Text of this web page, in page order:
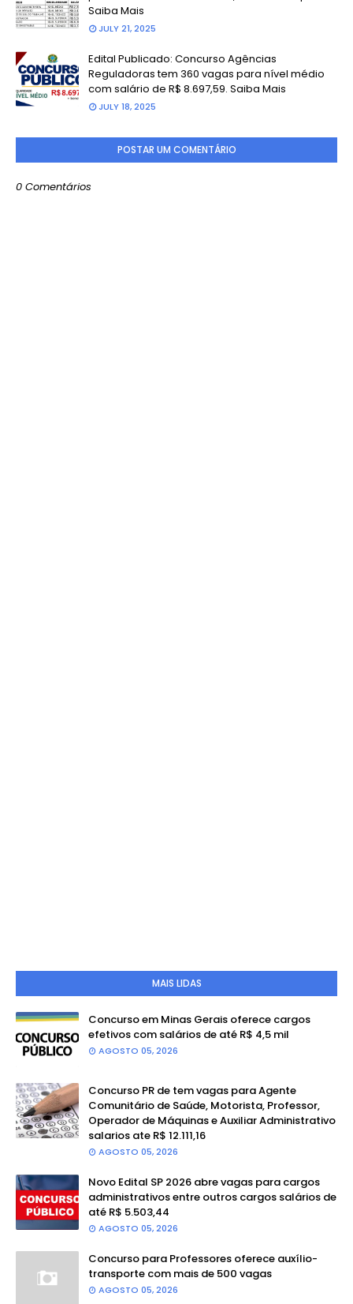
Saiba Mais
JULY 21, 2025
Edital Publicado: Concurso Agências
Reguladoras tem 360 vagas para nível médio
com salário de R$ 8.697,59. Saiba Mais
JULY 18, 2025
POSTAR UM COMENTÁRIO
0 Comentários
MAIS LIDAS
Concurso em Minas Gerais oferece cargos
efetivos com salários de até R$ 4,5 mil
AGOSTO 05, 2026
Concurso PR de tem vagas para Agente
Comunitário de Saúde, Motorista, Professor,
Operador de Máquinas e Auxiliar Administrativo
salarios ate R$ 12.111,16
AGOSTO 05, 2026
Novo Edital SP 2026 abre vagas para cargos
administrativos entre outros cargos salários de
até R$ 5.503,44
AGOSTO 05, 2026
Concurso para Professores oferece auxílio-
transporte com mais de 500 vagas
AGOSTO 05, 2026